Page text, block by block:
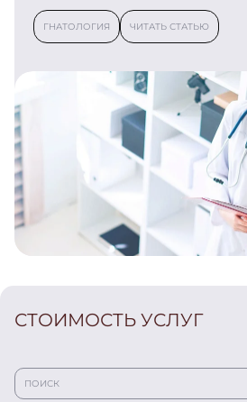
ГНАТОЛОГИЯ ЧИТАТЬ СТАТЬЮ
СТОИМОСТЬ УСЛУГ